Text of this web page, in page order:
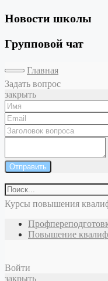
Новости школы
Групповой чат
Главная
Задать вопрос
закрыть
Отправить
Курсы повышения
Повышение
Войти
закрыть